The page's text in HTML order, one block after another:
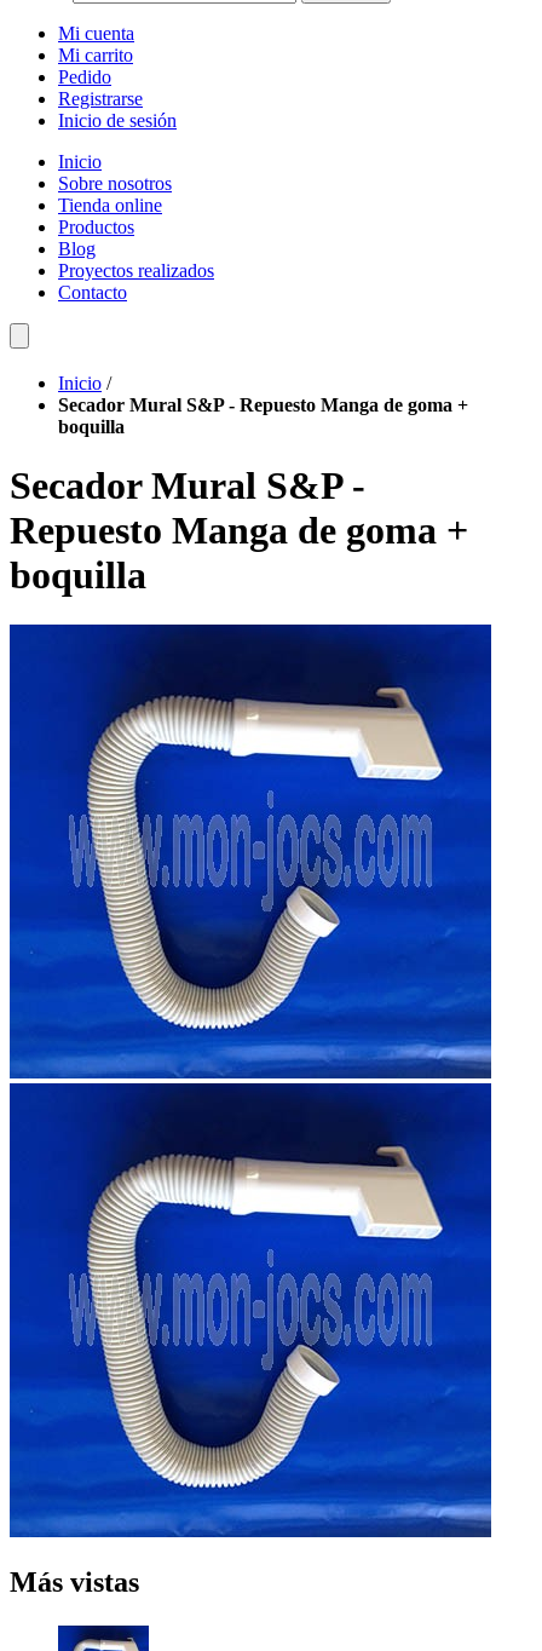
Mi cuenta
Mi carrito
Pedido
Registrarse
Inicio de sesión
Inicio
Sobre nosotros
Tienda online
Productos
Blog
Proyectos realizados
Contacto
Inicio /
Secador Mural S&P - Repuesto Manga de goma +
boquilla
Secador Mural S&P -
Repuesto Manga de goma +
boquilla
Más vistas